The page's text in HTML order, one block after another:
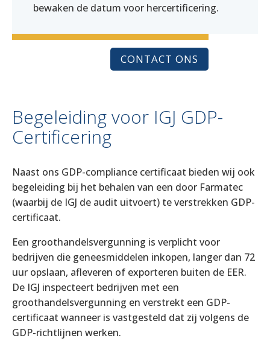
bewaken de datum voor hercertificering.
CONTACT ONS
Begeleiding voor IGJ GDP-
Certificering
Naast ons GDP-compliance certificaat bieden wij ook
begeleiding bij het behalen van een door Farmatec
(waarbij de IGJ de audit uitvoert) te verstrekken GDP-
certificaat.
Een groothandelsvergunning is verplicht voor
bedrijven die geneesmiddelen inkopen, langer dan 72
uur opslaan, afleveren of exporteren buiten de EER.
De IGJ inspecteert bedrijven met een
groothandelsvergunning en verstrekt een GDP-
certificaat wanneer is vastgesteld dat zij volgens de
GDP-richtlijnen werken.